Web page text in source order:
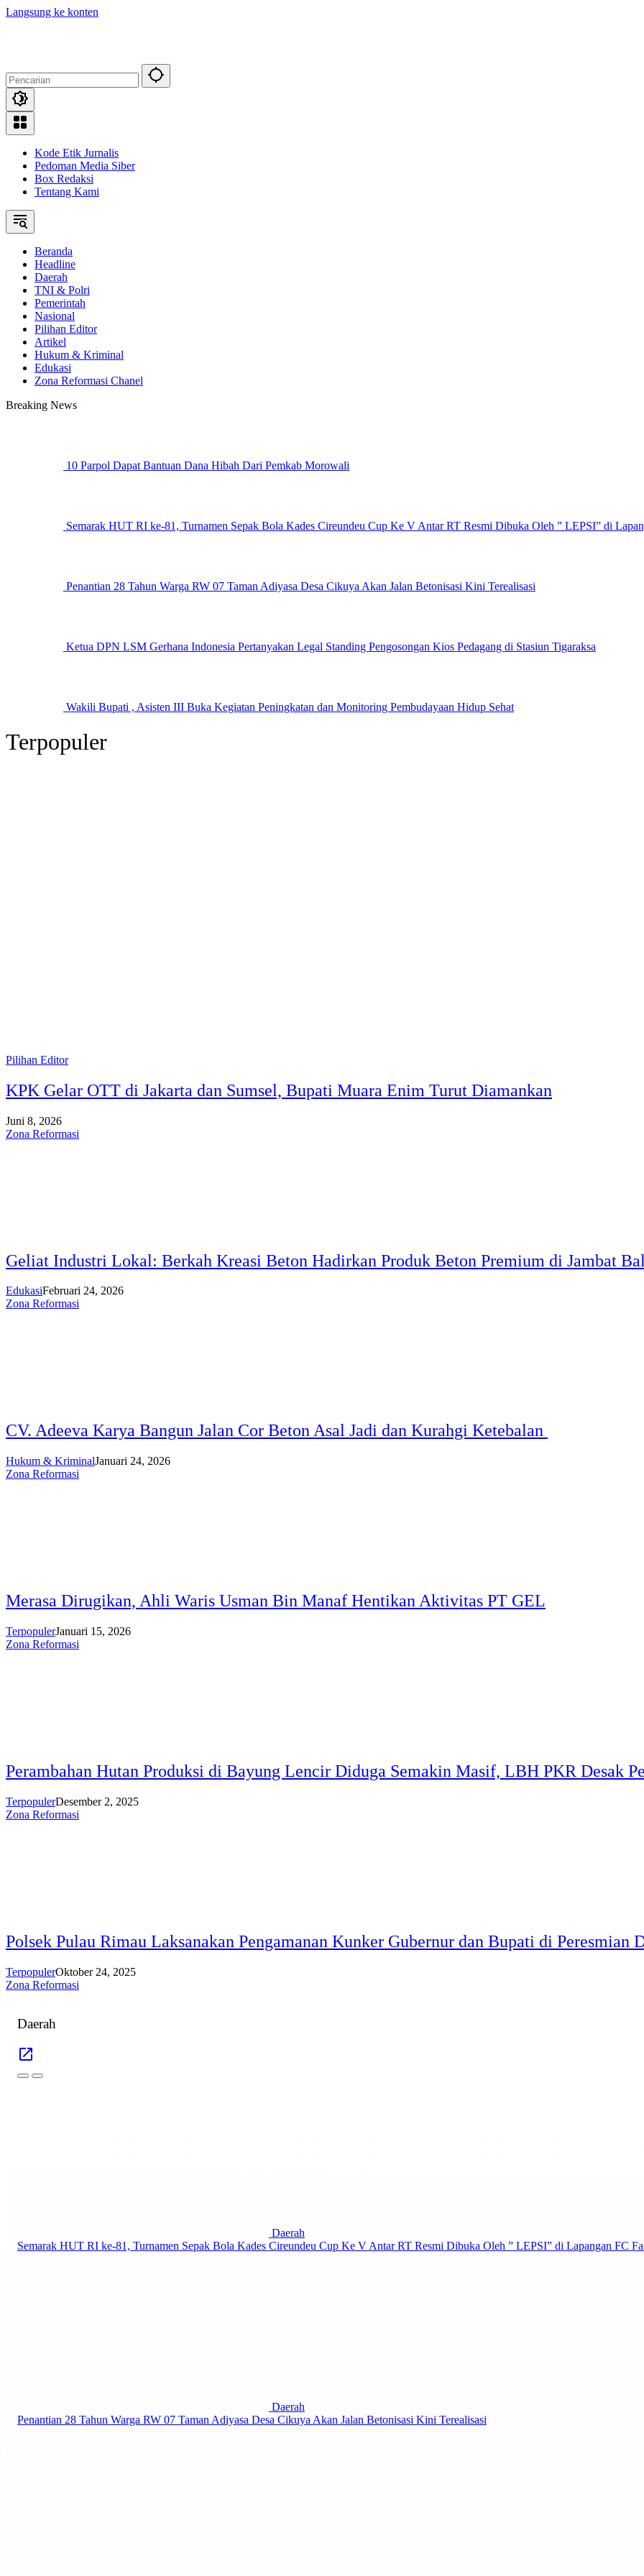
Langsung ke konten
Kode Etik Jurnalis
Pedoman Media Siber
Box Redaksi
Tentang Kami
Beranda
Headline
Daerah
TNI & Polri
Pemerintah
Nasional
Pilihan Editor
Artikel
Hukum & Kriminal
Edukasi
Zona Reformasi Chanel
Breaking News
10 Parpol Dapat Bantuan Dana Hibah Dari Pemkab Morowali
Semarak HUT RI ke-81, Turnamen Sepak Bola Kades Cireundeu Cup Ke V Antar RT Resmi Dibuka Oleh ” LEPSI” di
Penantian 28 Tahun Warga RW 07 Taman Adiyasa Desa Cikuya Akan Jalan Betonisasi Kini Terealisasi
Ketua DPN LSM Gerhana Indonesia Pertanyakan Legal Standing Pengosongan Kios Pedagang di Stasiun Tigaraksa
Wakili Bupati , Asisten III Buka Kegiatan Peningkatan dan Monitoring Pembudayaan Hidup Sehat
Terpopuler
Pilihan Editor
KPK Gelar OTT di Jakarta dan Sumsel, Bupati Muara Enim Turut Diamankan
Juni 8, 2026
Zona Reformasi
Geliat Industri Lokal: Berkah Kreasi Beton Hadirkan Produk Beton Premium di Jambat
EdukasiFebruari 24, 2026
Zona Reformasi
CV. Adeeva Karya Bangun Jalan Cor Beton Asal Jadi dan Kurahgi Ketebalan
Hukum & KriminalJanuari 24, 2026
Zona Reformasi
Merasa Dirugikan, Ahli Waris Usman Bin Manaf Hentikan Aktivitas PT GEL
TerpopulerJanuari 15, 2026
Zona Reformasi
Perambahan Hutan Produksi di Bayung Lencir Diduga Semakin Masif, LBH PKR Desak
TerpopulerDesember 2, 2025
Zona Reformasi
Polsek Pulau Rimau Laksanakan Pengamanan Kunker Gubernur dan Bupati di Peresmian
TerpopulerOktober 24, 2025
Zona Reformasi
Daerah
Daerah
Semarak HUT RI ke-81, Turnamen Sepak Bola Kades Cireundeu Cup Ke V Antar RT Resmi Dibuka Oleh ” LEPSI” di Lapangan FC
Daerah
Penantian 28 Tahun Warga RW 07 Taman Adiyasa Desa Cikuya Akan Jalan Betonisasi Kini Terealisasi